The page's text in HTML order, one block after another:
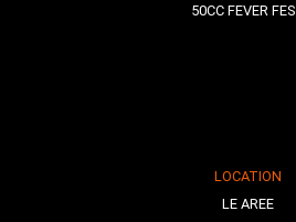
50CC FEVER
LOCATION
LE AREE